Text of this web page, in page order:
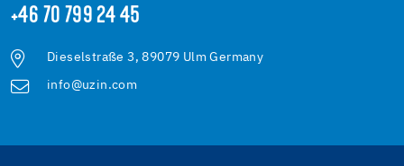
+46 70 799 24 45
Dieselstraße 3, 89079 Ulm Germany
info@uzin.com